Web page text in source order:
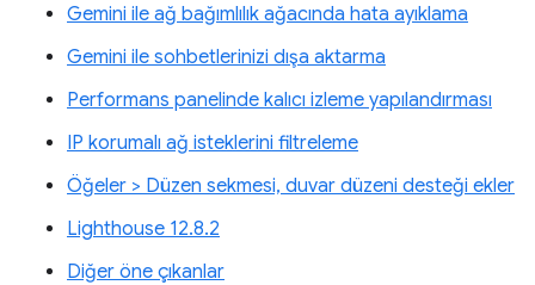
Gemini ile ağ bağımlılık ağacında hata ayıklama
Gemini ile sohbetlerinizi dışa aktarma
Performans panelinde kalıcı izleme yapılandırması
IP korumalı ağ isteklerini filtreleme
Öğeler > Düzen sekmesi, duvar düzeni desteği ekler
Lighthouse 12.8.2
Diğer öne çıkanlar